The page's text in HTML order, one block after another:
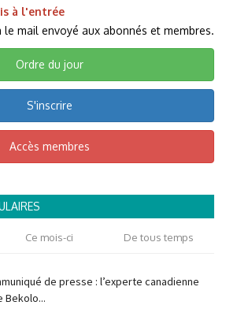
à l'entrée
mail envoyé aux abonnés et membres.
Ordre du jour
S'inscrire
Accès membres
Ce mois-ci De tous temps
de presse : l’experte canadienne
Bekolo...